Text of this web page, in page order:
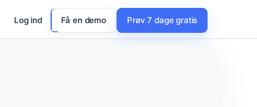
Log ind Få en demo Prøv 7 dage gratis